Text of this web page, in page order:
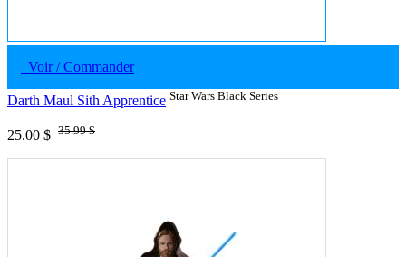
Voir / Commander
Darth Maul Sith Apprentice Star Wars Black Series
25.00 $ 35.99 $